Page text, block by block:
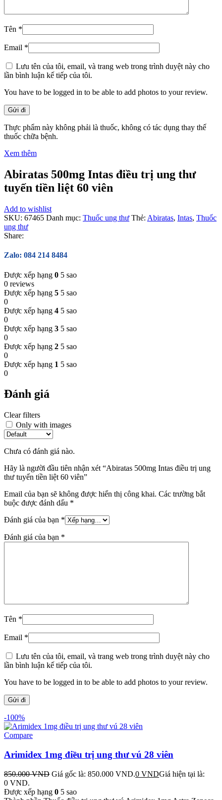
Tên *
Email *
Lưu tên của tôi, email, và trang web trong trình duyệt này cho
lần bình luận kế tiếp của tôi.
You have to be logged in to be able to add photos to your review.
Thực phẩm này không phải là thuốc, không có tác dụng thay thế
thuốc chữa bệnh.
Xem thêm
Abiratas 500mg Intas điều trị ung thư
tuyến tiền liệt 60 viên
Add to wishlist
SKU: 67465 Danh mục: Thuốc ung thư Thẻ: Abiratas, Intas, Thuốc
ung thư
Share:
Zalo: 084 214 8484
Được xếp hạng 0 5 sao
0 reviews
Được xếp hạng 5 5 sao
0
Được xếp hạng 4 5 sao
0
Được xếp hạng 3 5 sao
0
Được xếp hạng 2 5 sao
0
Được xếp hạng 1 5 sao
0
Đánh giá
Clear filters
Only with images
Chưa có đánh giá nào.
Hãy là người đầu tiên nhận xét “Abiratas 500mg Intas điều trị ung
thư tuyến tiền liệt 60 viên”
Email của bạn sẽ không được hiển thị công khai. Các trường bắt
buộc được đánh dấu *
Đánh giá của bạn *
Đánh giá của bạn *
Tên *
Email *
Lưu tên của tôi, email, và trang web trong trình duyệt này cho
lần bình luận kế tiếp của tôi.
You have to be logged in to be able to add photos to your review.
-100%
Compare
Arimidex 1mg điều trị ung thư vú 28 viên
850.000VND Giá gốc là: 850.000 VND.0 VNDGiá hiện tại là:
0 VND.
Được xếp hạng 0 5 sao